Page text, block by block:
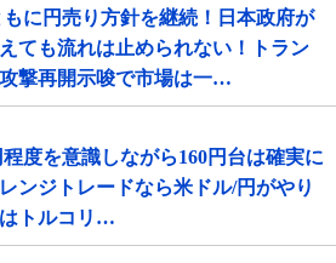
に円売り方針を継続！日本政府が
ても流れは止められない！トラン
撃再開示唆で市場は一…
度を意識しながら160円台は確実に
ンジトレードなら米ドル/円がやり
トルコリ…